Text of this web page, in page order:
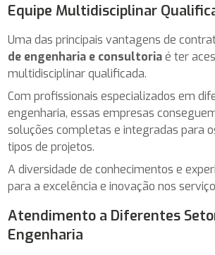
Equipe Multidisciplinar
Uma das principais vantagens de
de engenharia e consultoriaé ter
multidisciplinar qualificada.
Com profissionais especializados em
engenharia, essas empresas
soluções completas e integradas para
tipos de projetos.
A diversidade de conhecimentos e
para a excelência e inovação nos
Atendimento a Diferentes
Engenharia